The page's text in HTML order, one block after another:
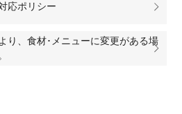
応ポリシー
り、食材･メニューに変更がある場